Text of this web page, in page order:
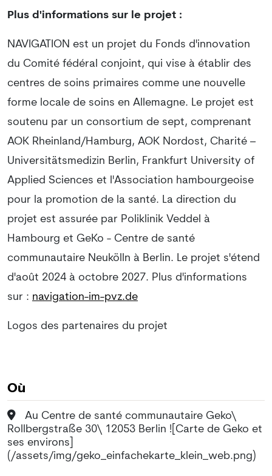
Plus d'informations sur le projet :
NAVIGATION est un projet du Fonds d'innovation
du Comité fédéral conjoint, qui vise à établir des
centres de soins primaires comme une nouvelle
forme locale de soins en Allemagne. Le projet est
soutenu par un consortium de sept, comprenant
AOK Rheinland/Hamburg, AOK Nordost, Charité –
Universitätsmedizin Berlin, Frankfurt University of
Applied Sciences et l'Association hambourgeoise
pour la promotion de la santé. La direction du
projet est assurée par Poliklinik Veddel à
Hambourg et GeKo - Centre de santé
communautaire Neukölln à Berlin. Le projet s'étend
d'août 2024 à octobre 2027. Plus d'informations
sur : navigation-im-pvz.de
Logos des partenaires du projet
Où
Au Centre de santé communautaire Geko\
Rollbergstraße 30\ 12053 Berlin ![Carte de Geko et
ses environs]
(/assets/img/geko_einfachekarte_klein_web.png)